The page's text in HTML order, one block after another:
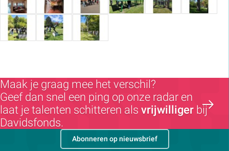
Maak je graag mee het verschil?
Geef dan snel een ping op onze radar en
laat je talenten schitteren als vrijwilliger bij
Davidsfonds.
Abonneren op nieuwsbrief